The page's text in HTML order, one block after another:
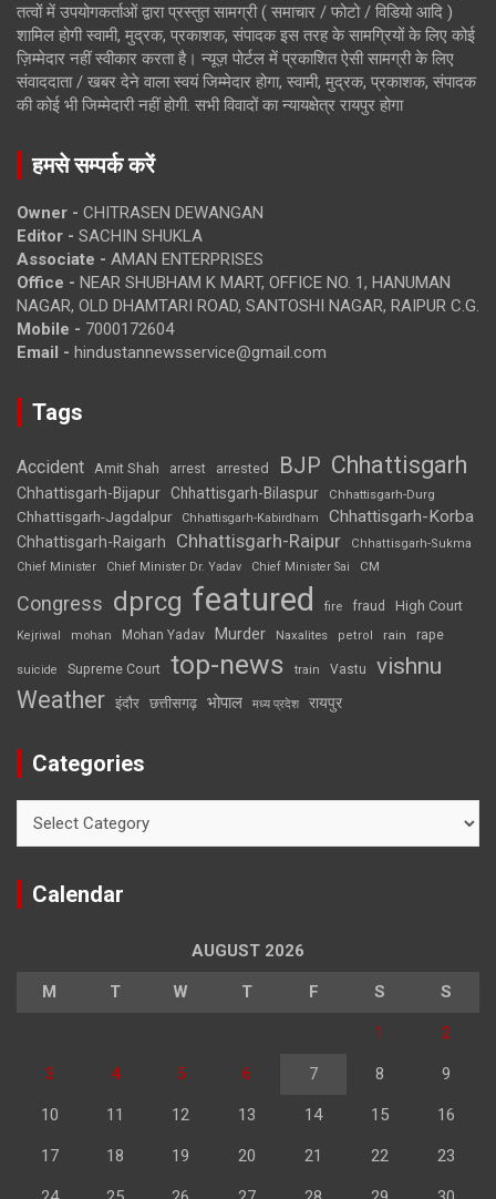
तत्वों में उपयोगकर्ताओं द्वारा प्रस्तुत सामग्री ( समाचार / फोटो / विडियो आदि )
शामिल होगी स्वामी, मुद्रक, प्रकाशक, संपादक इस तरह के सामग्रियों के लिए कोई
ज़िम्मेदार नहीं स्वीकार करता है। न्यूज़ पोर्टल में प्रकाशित ऐसी सामग्री के लिए
संवाददाता / खबर देने वाला स्वयं जिम्मेदार होगा, स्वामी, मुद्रक, प्रकाशक, संपादक
की कोई भी जिम्मेदारी नहीं होगी. सभी विवादों का न्यायक्षेत्र रायपुर होगा
हमसे सम्पर्क करें
Owner - CHITRASEN DEWANGAN
Editor - SACHIN SHUKLA
Associate - AMAN ENTERPRISES
Office - NEAR SHUBHAM K MART, OFFICE NO. 1, HANUMAN
NAGAR, OLD DHAMTARI ROAD, SANTOSHI NAGAR, RAIPUR C.G.
Mobile - 7000172604
Email - hindustannewsservice@gmail.com
Tags
Accident Amit Shah arrest arrested BJP Chhattisgarh
Chhattisgarh-Bijapur Chhattisgarh-Bilaspur Chhattisgarh-Durg
Chhattisgarh-Jagdalpur Chhattisgarh-Kabirdham Chhattisgarh-Korba
Chhattisgarh-Raigarh Chhattisgarh-Raipur
Chhattisgarh-Sukma
Chief Minister
Chief Minister Dr. Yadav Chief Minister Sai CM
Congress dprcg featured fire fraud High Court
Kejriwal mohan Mohan Yadav Murder Naxalites petrol rain rape
suicide Supreme Court top-news train Vastu vishnu
Weather इंदौर छत्तीसगढ़ भोपाल मध्य प्रदेश रायपुर
Categories
Calendar
AUGUST 2026
M T W T F S S
1 2
3 4 5 6 7 8 9
10 11 12 13 14 15 16
17 18 19 20 21 22 23